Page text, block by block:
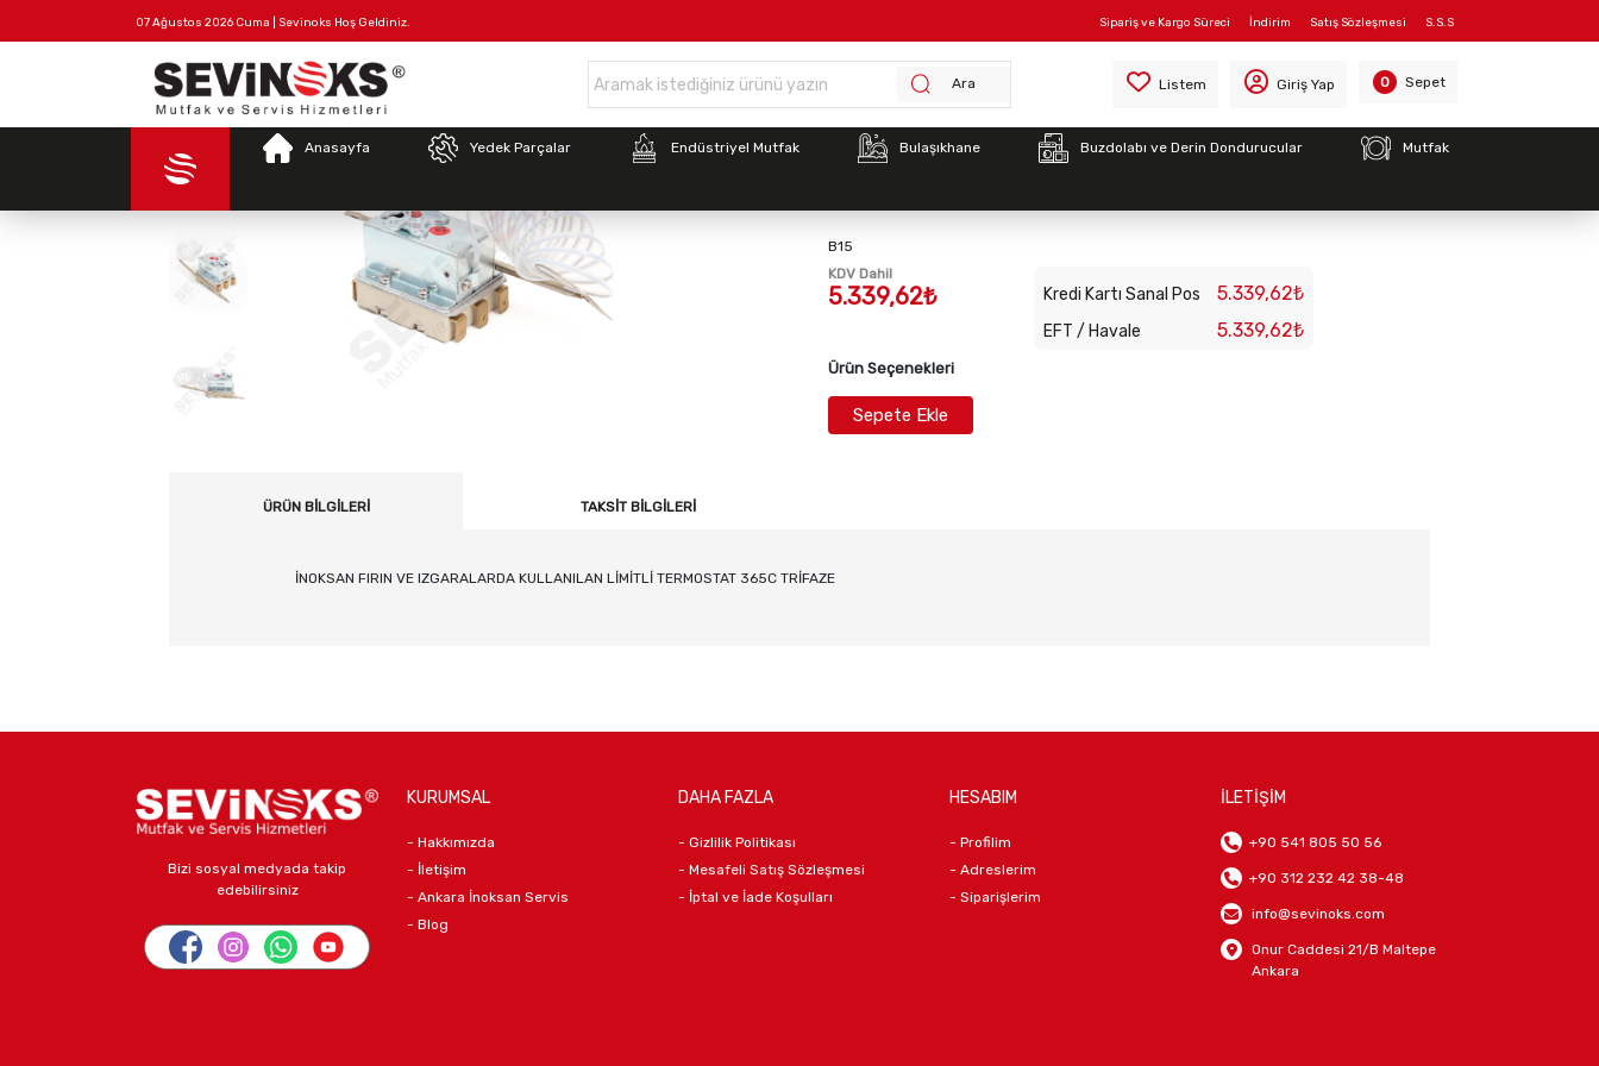
07 Ağustos 2026 Cuma | Sevinoks Hoş Geldiniz. S.S.S
Satış Sözleşmesi
İndirim
Sipariş ve Kargo Süreci
Ara Listem Giriş Yap 0 Sepet
Tüm
Hakkımızdaİletişim
Anasayfa
Yedek Parçalar Endüstriyel Mutfak Bulaşıkhane Buzdolabı ve Derin Dondurucular Mutfak
Stok Kodu:2010100055
İnoksan Fırın Izgara Limit Termostat 365C
B15
KDV Dahil
5.339,62₺ Kredi Kartı Sanal Pos 5.339,62₺
EFT / Havale 5.339,62₺
Ürün Seçenekleri
Sepete Ekle
ÜRÜN BILGILERI TAKSIT BILGILERI
İNOKSAN FIRIN VE IZGARALARDA KULLANILAN LİMİTLİ TERMOSTAT 365C TRİFAZE
Bizi sosyal medyada takip
edebilirsiniz
KURUMSAL
- Hakkımızda
- İletişim
- Ankara İnoksan Servis
- Blog
DAHA FAZLA
- Gizlilik Politikası
- Mesafeli Satış Sözleşmesi
- İptal ve İade Koşulları
HESABIM
- Profilim
- Adreslerim
- Siparişlerim
İLETİŞİM
+90 541 805 50 56
+90 312 232 42 38-48
info@sevinoks.com
Onur Caddesi 21/B Maltepe
Ankara